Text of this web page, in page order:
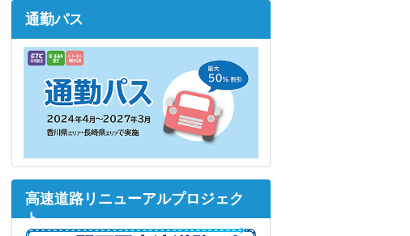
通勤パス
高速道路リニューアルプロジェク
ト